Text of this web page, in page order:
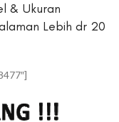
& Ukuran
Lebih dr 20